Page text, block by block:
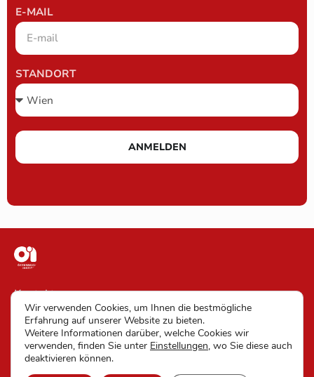
E-MAIL
STANDORT
ANMELDEN
Kontakt
Impressum
AGB
Wir verwenden Cookies, um Ihnen die bestmögliche
Erfahrung auf unserer Website zu bieten.
Weitere Informationen darüber, welche Cookies wir
verwenden, finden Sie unter Einstellungen, wo Sie diese auch
deaktivieren können.